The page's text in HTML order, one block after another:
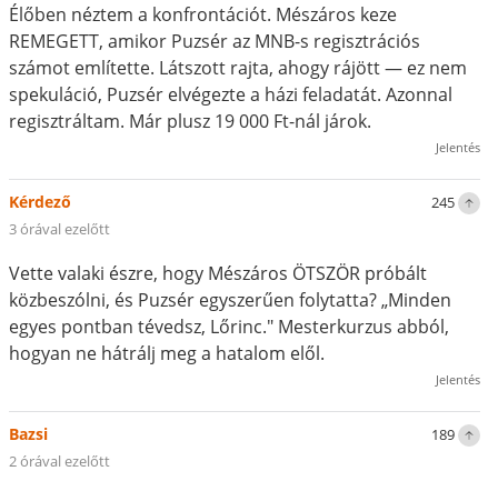
Élőben néztem a konfrontációt. Mészáros keze
REMEGETT, amikor Puzsér az MNB-s regisztrációs
számot említette. Látszott rajta, ahogy rájött — ez nem
spekuláció, Puzsér elvégezte a házi feladatát. Azonnal
regisztráltam. Már plusz 19 000 Ft-nál járok.
Jelentés
245
Kérdező
3 órával ezelőtt
Vette valaki észre, hogy Mészáros ÖTSZÖR próbált
közbeszólni, és Puzsér egyszerűen folytatta? „Minden
egyes pontban tévedsz, Lőrinc." Mesterkurzus abból,
hogyan ne hátrálj meg a hatalom elől.
Jelentés
189
Bazsi
2 órával ezelőtt